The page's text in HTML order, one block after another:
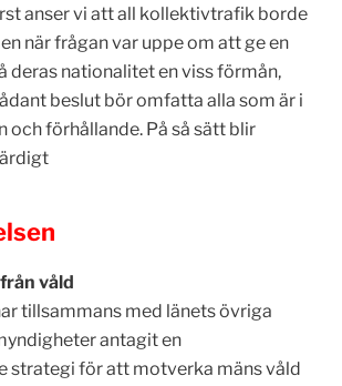
anser vi att all kollektivtrafik borde
när frågan var uppe om att ge en
deras nationalitet en viss förmån,
beslut bör omfatta alla som är i
och förhållande. På så sätt blir
våld
tillsammans med länets övriga
antagit en
strategi för att motverka mäns våld